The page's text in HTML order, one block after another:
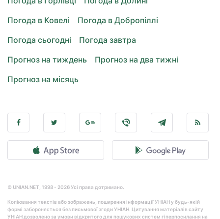
Погода в Ковелі
Погода в Добропіллі
Погода сьогодні
Погода завтра
Прогноз на тиждень
Прогноз на два тижні
Прогноз на місяць
© UNIAN.NET, 1998 - 2026 Усі права дотримано.
Копіювання текстів або зображень, поширення інформації УНІАН у будь-якій
формі забороняється без письмової згоди УНІАН. Цитування матеріалів сайту
УНІАН дозволено за умови відкритого для пошукових систем гіперпосилання на